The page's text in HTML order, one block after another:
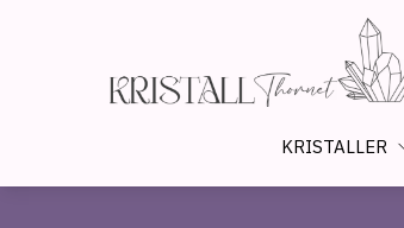
KRISTALLER